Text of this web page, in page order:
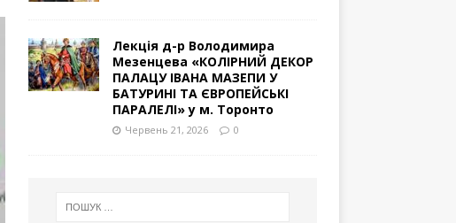
Лекція д-р Володимира
Мезенцева «КОЛІРНИЙ ДЕКОР
ПАЛАЦУ ІВАНА МАЗЕПИ У
БАТУРИНІ ТА ЄВРОПЕЙСЬКІ
ПАРАЛЕЛІ» у м. Торонто
Червень 21, 2026 0